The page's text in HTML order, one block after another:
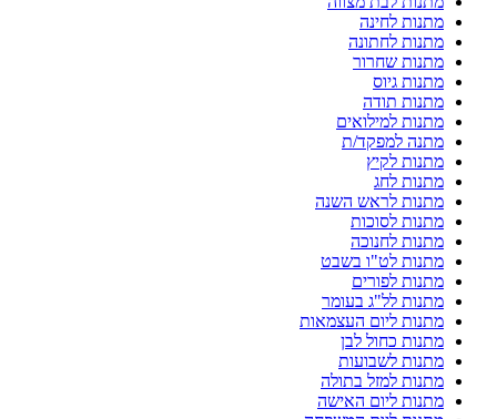
מתנות לחינה
מתנות לחתונה
מתנות שחרור
מתנות גיוס
מתנות תודה
מתנות למילואים
מתנה למפקד/ת
מתנות לקיץ
מתנות לחג
מתנות לראש השנה
מתנות לסוכות
מתנות לחנוכה
מתנות לט"ו בשבט
מתנות לפורים
מתנות לל"ג בעומר
מתנות ליום העצמאות
מתנות כחול לבן
מתנות לשבועות
מתנות למזל בתולה
מתנות ליום האישה